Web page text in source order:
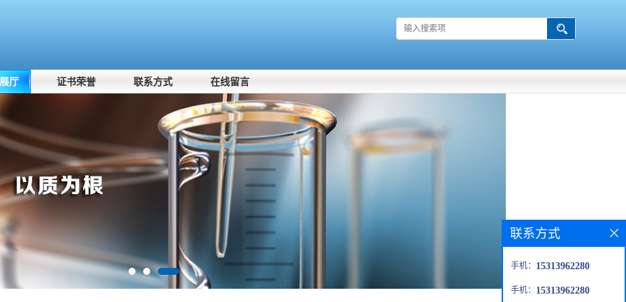
厅 证书荣誉 联系方式 在线留言
联系方式
手机： 15313962280
手机： 15313962280